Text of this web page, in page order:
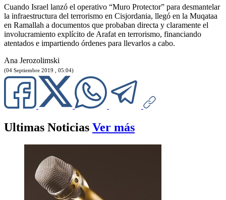
Cuando Israel lanzó el operativo “Muro Protector” para desmantelar
la infraestructura del terrorismo en Cisjordania, llegó en la Muqataa
en Ramallah a documentos que probaban directa y claramente el
involucramiento explícito de Arafat en terrorismo, financiando
atentados e impartiendo órdenes para llevarlos a cabo.
Ana Jerozolimski
(04 Septiembre 2019 , 05:04)
Ultimas Noticias Ver más